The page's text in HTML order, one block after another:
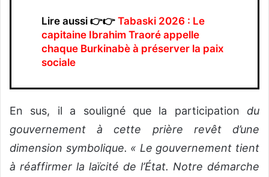
Lire aussi 👉👉 Tabaski 2026 : Le
capitaine Ibrahim Traoré appelle
chaque Burkinabè à préserver la paix
sociale
En sus, il a souligné que la participation du
gouvernement à cette prière revêt d’une
dimension symbolique. « Le gouvernement tient
à réaffirmer la laïcité de l’État. Notre démarche